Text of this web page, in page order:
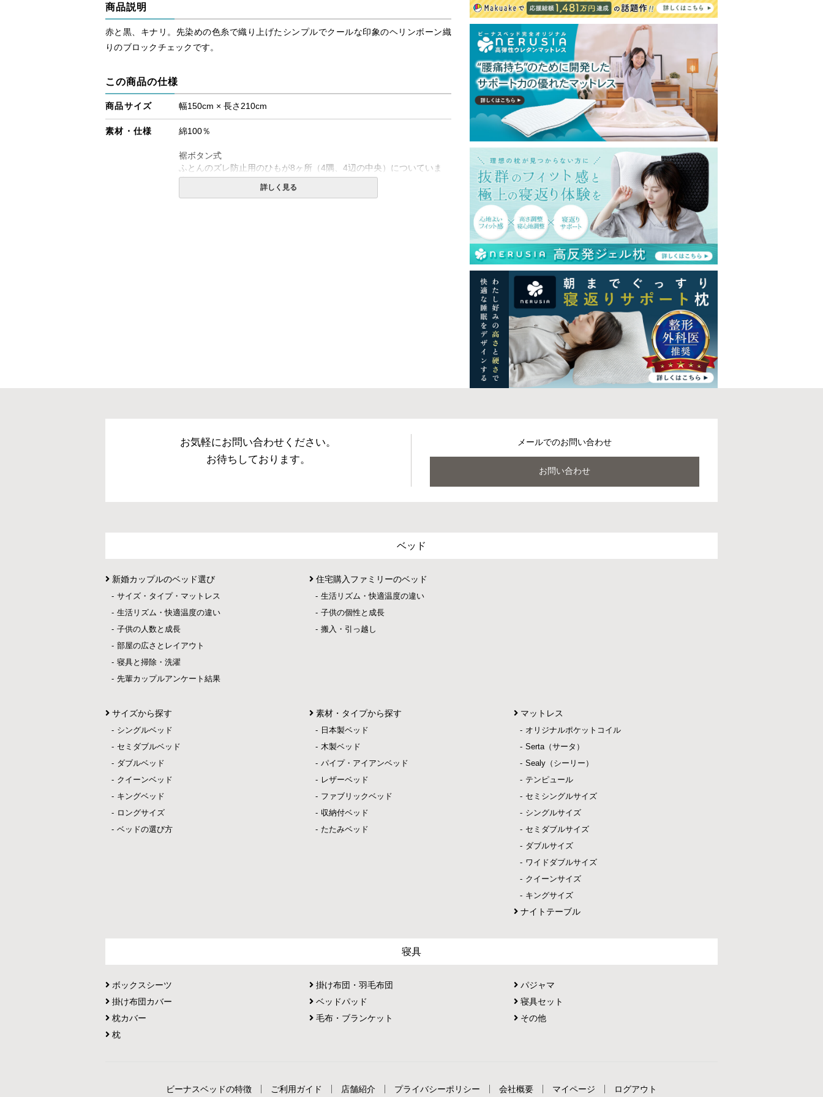
商品説明
赤と黒、キナリ。先染めの色糸で織り上げたシンプルでクールな印象のヘリンボーン織
りのブロックチェックです。
この商品の仕様
商品サイズ 幅150cm × 長さ210cm
素材・仕様 綿100％
裾ボタン式
ふとんのズレ防止用のひもが8ヶ所（4隅、4辺の中央）についていま
す。
詳しく見る
お気軽にお問い合わせください。
お待ちしております。
メールでのお問い合わせ
お問い合わせ
ベッド
新婚カップルのベッド選び
サイズ・タイプ・マットレス
生活リズム・快適温度の違い
子供の人数と成長
部屋の広さとレイアウト
寝具と掃除・洗濯
先輩カップルアンケート結果
住宅購入ファミリーのベッド
生活リズム・快適温度の違い
子供の個性と成長
搬入・引っ越し
サイズから探す
シングルベッド
セミダブルベッド
ダブルベッド
クイーンベッド
キングベッド
ロングサイズ
ベッドの選び方
素材・タイプから探す
日本製ベッド
木製ベッド
パイプ・アイアンベッド
レザーベッド
ファブリックベッド
収納付ベッド
たたみベッド
マットレス
オリジナルポケットコイル
Serta（サータ）
Sealy（シーリー）
テンピュール
セミシングルサイズ
シングルサイズ
セミダブルサイズ
ダブルサイズ
ワイドダブルサイズ
クイーンサイズ
キングサイズ
ナイトテーブル
寝具
ボックスシーツ
掛け布団カバー
枕カバー
枕
掛け布団・羽毛布団
ベッドパッド
毛布・ブランケット
パジャマ
寝具セット
その他
ビーナスベッドの特徴 ご利用ガイド 店舗紹介 プライバシーポリシー 会社概要 マイページ ログアウト